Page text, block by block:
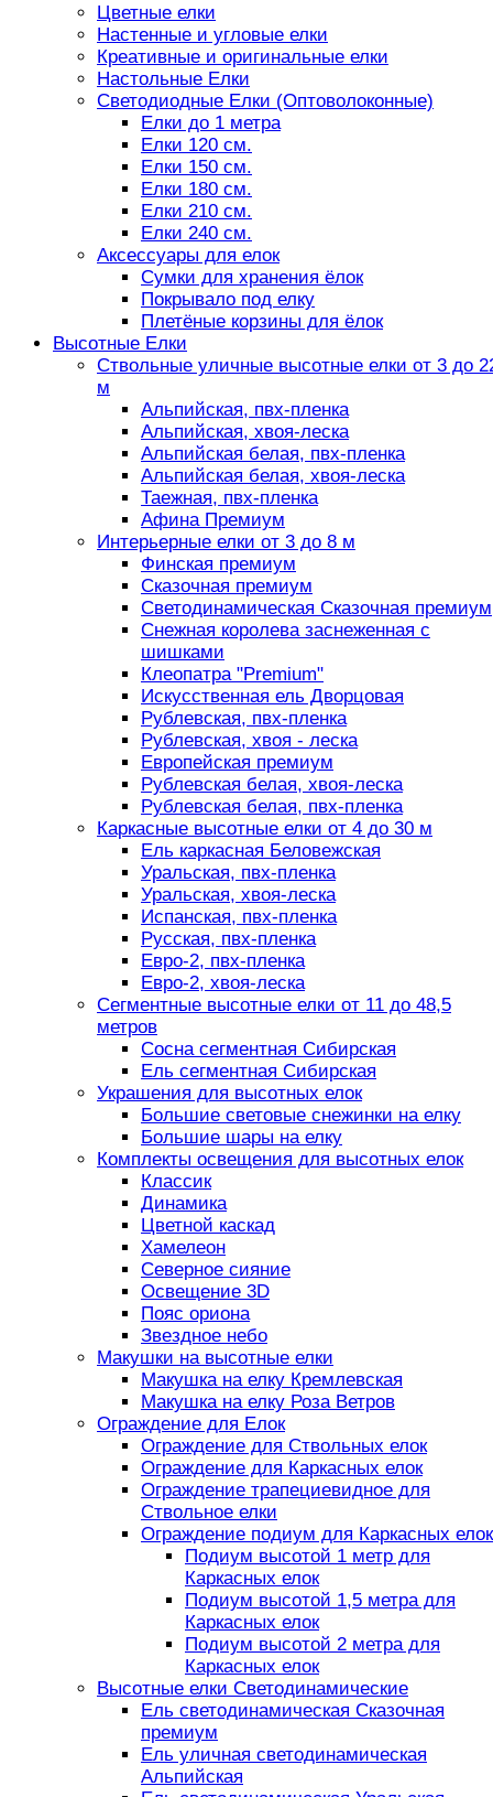
Цветные елки
Настенные и угловые елки
Креативные и оригинальные елки
Настольные Елки
Светодиодные Елки (Оптоволоконные)
Елки до 1 метра
Елки 120 см.
Елки 150 см.
Елки 180 см.
Елки 210 см.
Елки 240 см.
Аксессуары для елок
Сумки для хранения ёлок
Покрывало под елку
Плетёные корзины для ёлок
Высотные Елки
Ствольные уличные высотные елки от 3 до
м
Альпийская, пвх-пленка
Альпийская, хвоя-леска
Альпийская белая, пвх-пленка
Альпийская белая, хвоя-леска
Таежная, пвх-пленка
Афина Премиум
Интерьерные елки от 3 до 8 м
Финская премиум
Сказочная премиум
Светодинамическая Сказочная премиум
Снежная королева заснеженная с
шишками
Клеопатра "Premium"
Искусственная ель Дворцовая
Рублевская, пвх-пленка
Рублевская, хвоя - леска
Европейская премиум
Рублевская белая, хвоя-леска
Рублевская белая, пвх-пленка
Каркасные высотные елки от 4 до 30 м
Ель каркасная Беловежская
Уральская, пвх-пленка
Уральская, хвоя-леска
Испанская, пвх-пленка
Русская, пвх-пленка
Евро-2, пвх-пленка
Евро-2, хвоя-леска
Сегментные высотные елки от 11 до 48,5
метров
Сосна сегментная Сибирская
Ель сегментная Сибирская
Украшения для высотных елок
Большие световые снежинки на елку
Большие шары на елку
Комплекты освещения для высотных елок
Классик
Динамика
Цветной каскад
Хамелеон
Северное сияние
Освещение 3D
Пояс ориона
Звездное небо
Макушки на высотные елки
Макушка на елку Кремлевская
Макушка на елку Роза Ветров
Ограждение для Елок
Ограждение для Ствольных елок
Ограждение для Каркасных елок
Ограждение трапециевидное для
Ствольное елки
Ограждение подиум для Каркасных елок
Подиум высотой 1 метр для
Каркасных елок
Подиум высотой 1,5 метра для
Каркасных елок
Подиум высотой 2 метра для
Каркасных елок
Высотные елки Светодинамические
Ель светодинамическая Сказочная
премиум
Ель уличная светодинамическая
Альпийская